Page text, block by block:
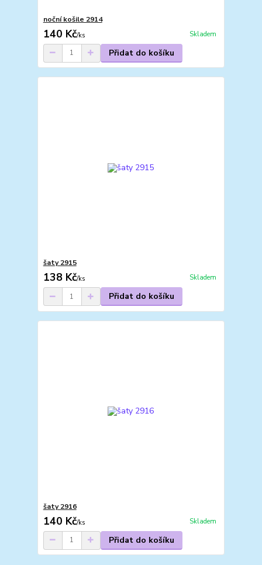
noční košile 2914
140 Kč/ks Skladem
Přidat do košíku
šaty 2915
138 Kč/ks Skladem
Přidat do košíku
šaty 2916
140 Kč/ks Skladem
Přidat do košíku